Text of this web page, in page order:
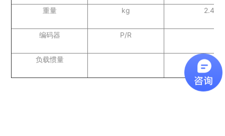
重量 kg 2.4
编码器 P/R
负载惯量